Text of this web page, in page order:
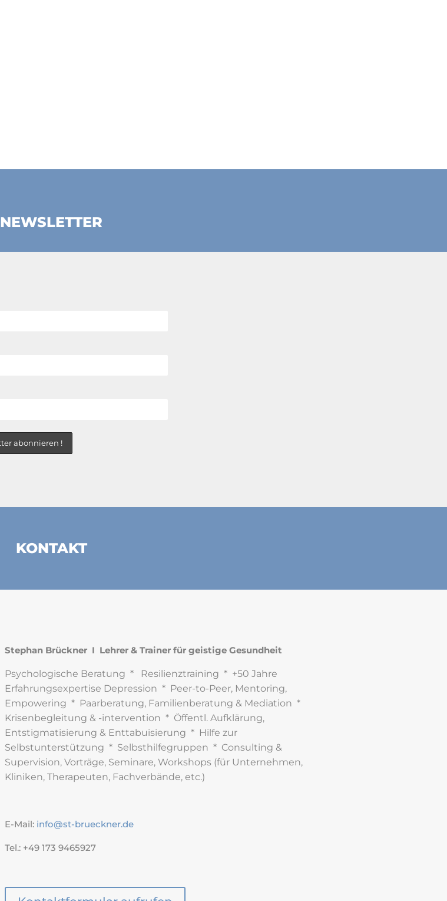
NEWSLETTER
KONTAKT
Stephan Brückner I Lehrer & Trainer für geistige Gesundheit
Psychologische Beratung * Resilienztraining * +50 Jahre
Erfahrungsexpertise Depression * Peer-to-Peer, Mentoring,
Empowering * Paarberatung, Familienberatung & Mediation *
Krisenbegleitung & -intervention * Öffentl. Aufklärung,
Entstigmatisierung & Enttabuisierung * Hilfe zur
Selbstunterstützung * Selbsthilfegruppen * Consulting &
Supervision, Vorträge, Seminare, Workshops (für Unternehmen,
Kliniken, Therapeuten, Fachverbände, etc.)
E-Mail: info@st-brueckner.de
Tel.: +49 173 9465927